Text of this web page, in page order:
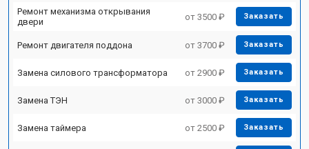
Ремонт механизма открывания
двери
от 3500 ₽ Заказать
Ремонт двигателя поддона от 3700 ₽ Заказать
Замена силового трансформатора от 2900 ₽ Заказать
Замена ТЭН от 3000 ₽ Заказать
Замена таймера от 2500 ₽ Заказать